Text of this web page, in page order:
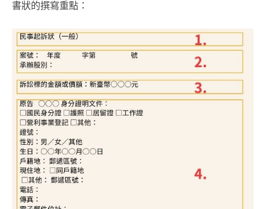
書狀的撰寫重點：